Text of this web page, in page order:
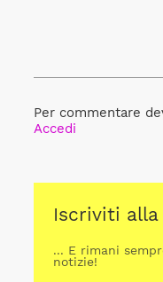
Per commentare
Accedi
Iscriviti
... E rimani
notizie!